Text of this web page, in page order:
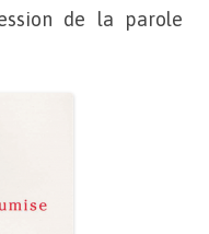
de la parole